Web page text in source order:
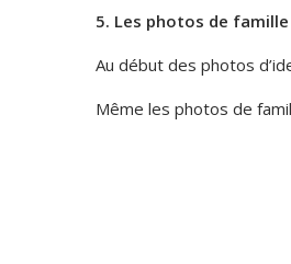
5. Les photos de
Au début des photos
Même les photos de